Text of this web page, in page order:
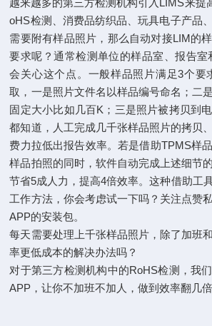
越来越多的第三方检测机构引入LIMS来提
oHS检测、消费品纺织品、玩具电子产品
需要附有样品照片，那么自动对接LIM的
要求呢？通常检测单位的样品室、报告室
会关心这个点。一般样品照片满足3个要
取，一是照片文件名以样品编号命名；二
固定大小比如几百K；三是照片被拷贝到
都知道，人工完成几千张样品照片的拷贝
费力拉低出报告效率。若是借助TPMS样
样品拍照的同时，软件自动完成上述细节
节省5成人力，提高4倍效率。这种借助工
工作方法，你会考虑试一下吗？关注点赞
APP的安装包。
每天需要处理上千张样品照片，除了加班
率更低成本的解决办法吗？
对于第三方检测机构中的RoHS检测，我
APP，让你不加班不加人，做到效率翻几倍